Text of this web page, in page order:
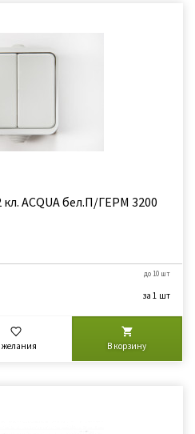
ACQUA бел.П/ГЕРМ 3200
до 10 шт
за 1 шт
желания В корзину